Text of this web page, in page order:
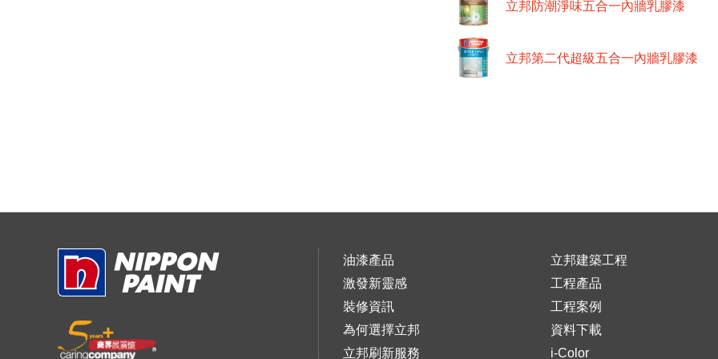
立邦防潮淨味五合一內牆乳膠漆
立邦第二代超級五合一內牆乳膠漆
油漆產品
激發新靈感
裝修資訊
為何選擇立邦
立邦刷新服務
立邦建築工程
工程產品
工程案例
資料下載
i-Color